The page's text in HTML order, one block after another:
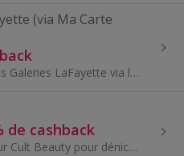
(via Ma Carte
Tous vos achats Galeries LaFayette via les cartes cadeaux Ma Carte Cadeau pour économiser un maximum sur vos achats en ligne comme en magasin. Du p...
de cashback
Rendez-vous sur Cult Beauty pour dénicher des produits cosmétiques à des prix très accessibles. Les marques les plus connues dans ce secteur...